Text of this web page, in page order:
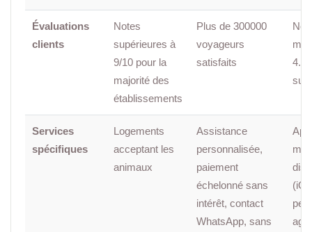
Évaluations
clients
Notes
supérieures à
9/10 pour la
majorité des
établissements
Plus de 300000
voyageurs
satisfaits
4.8/
sur
Services
spécifiques
Logements
acceptant les
animaux
Assistance
personnalisée,
paiement
échelonné sans
intérêt, contact
WhatsApp, sans